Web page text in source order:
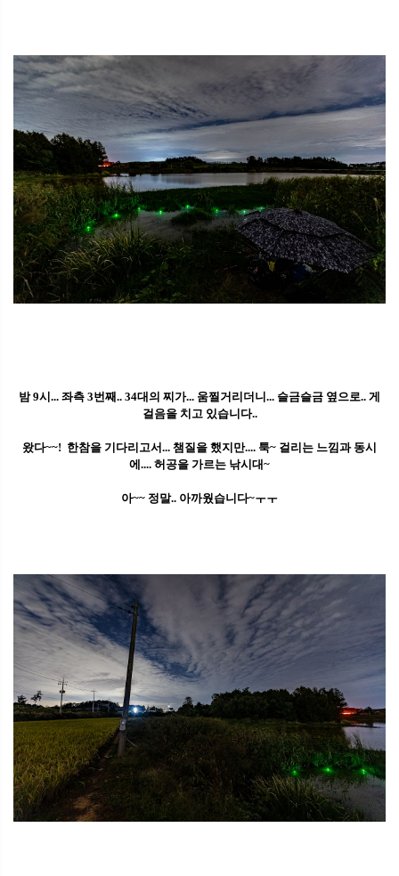
밤 9시... 좌측 3번째.. 34대의 찌가... 움찔거리더니... 슬금슬금 옆으로.. 게
걸음을 치고 있습니다..
왔다~~! 한참을 기다리고서... 챔질을 했지만.... 툭~ 걸리는 느낌과 동시
에.... 허공을 가르는 낚시대~
아~~ 정말.. 아까웠습니다~ㅜㅜ